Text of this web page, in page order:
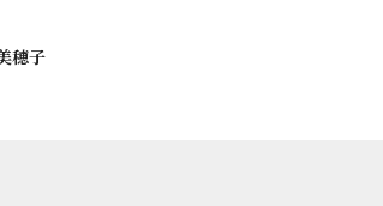
穂子